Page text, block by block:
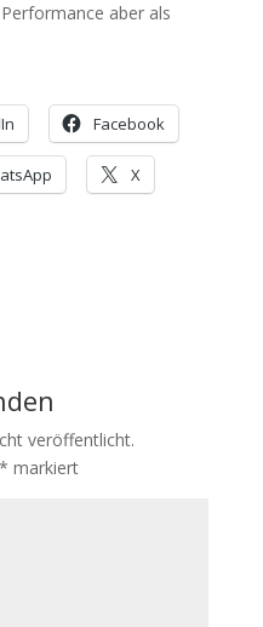
aber als
Facebook
X
veröffentlicht.
* markiert